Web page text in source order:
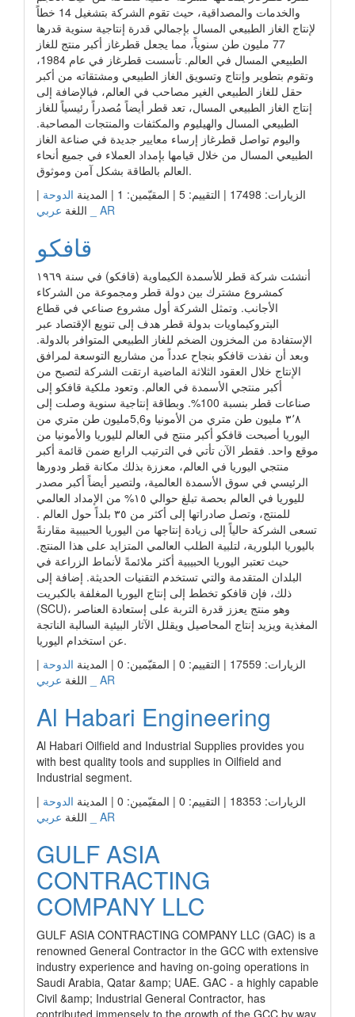
والخدمات والمصداقية، حيث تقوم الشركة بتشغيل 14 خطاً
لإنتاج الغاز الطبيعي المسال بإجمالي قدرة إنتاجية سنوية قدرها
77 مليون طن سنوياً، مما يجعل قطرغاز أكبر منتج للغاز
الطبيعي المسال في العالم. تأسست قطرغاز في عام 1984،
وتقوم بتطوير وإنتاج وتسويق الغاز الطبيعي ومشتقاته من أكبر
حقل للغاز الطبيعي الغير مصاحب في العالم، فبالإضافة إلى
إنتاج الغاز الطبيعي المسال، تعد قطر أيضاً مُصدراً رئيسياً للغاز
الطبيعي المسال والهيليوم والمكثفات والمنتجات المصاحبة.
واليوم تواصل قطرغاز إرساء معايير جديدة في صناعة الغاز
الطبيعي المسال من خلال قيامها بإمداد العملاء في جميع أنحاء
العالم بالطاقة بشكل آمن وموثوق.​
الزيارات: 17498 | التقييم: 5 | المقيّمين: 1 | المدينة
الدوحة |
اللغة عربي _ AR
قافكو
أنشئت شركة قطر للأسمدة الكيماوية (قافكو) في سنة ١٩٦٩
كمشروع مشترك بين دولة قطر ومجموعة من الشركاء
الأجانب. وتمثل الشركة أول مشروع صناعي في قطاع
البتروكيماويات بدولة قطر هدف إلى تنويع الإقتصاد عبر
الإستفادة من المخزون الضخم للغاز الطبيعي المتوافر بالدولة.
وبعد أن نفذت قافكو بنجاح عدداً من مشاريع التوسعة لمرافق
الإنتاج خلال العقود الثلاثة الماضية ارتقت الشركة لتصبح من
أكبر منتجي الأسمدة في العالم. وتعود ملكية قافكو إلى
صناعات قطر بنسبة 100%. وبطاقة إنتاجية سنوية وصلت إلى
٣٬٨ مليون طن متري من الأمونيا و5,6مليون طن متري من
اليوريا أصبحت قافكو أكبر منتج في العالم لليوريا والأمونيا من
موقع واحد. فقطر الآن تأتي في الترتيب الرابع ضمن قائمة أكبر
منتجي اليوريا في العالم، معززة بذلك مكانة قطر ودورها
الرئيسي في سوق الأسمدة العالمية، ولتصير أيضاً أكبر مصدر
لليوريا في العالم بحصة تبلغ حوالي ١٥% من الإمداد العالمي
للمنتج، وتصل صادراتها إلى أكثر من ٣٥ بلداً حول العالم .
تسعى الشركة حالياً إلى زيادة إنتاجها من اليوريا الحبيبية مقارنةً
باليوريا البلورية، لتلبية الطلب العالمي المتزايد على هذا المنتج.
حيث تعتبر اليوريا الحبيبية أكثر ملائمةً لأنماط الزراعة في
البلدان المتقدمة والتي تستخدم التقنيات الحديثة. إضافة إلى
ذلك، فإن قافكو تخطط إلى إنتاج اليوريا المغلفة بالكبريت
(SCU)، وهو منتج يعزز قدرة التربة على إستعادة العناصر
المغذية ويزيد إنتاج المحاصيل ويقلل الآثار البيئية السالبة الناتجة
عن استخدام اليوريا.
الزيارات: 17559 | التقييم: 0 | المقيّمين: 0 | المدينة
الدوحة |
اللغة عربي _ AR
Al Habari Engineering
Al Habari Oilfield and Industrial Supplies provides you
with best quality tools and supplies in Oilfield and
Industrial segment.
الزيارات: 18353 | التقييم: 0 | المقيّمين: 0 | المدينة
الدوحة |
اللغة عربي _ AR
GULF ASIA
CONTRACTING
COMPANY LLC
GULF ASIA CONTRACTING COMPANY LLC (GAC) is a
renowned General Contractor in the GCC with extensive
industry experience and having on-going operations in
Saudi Arabia, Qatar &amp; UAE. GAC - a highly capable
Civil &amp; Industrial General Contractor, has